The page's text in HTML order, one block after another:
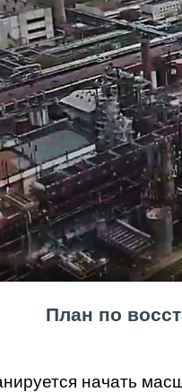
План по
начать